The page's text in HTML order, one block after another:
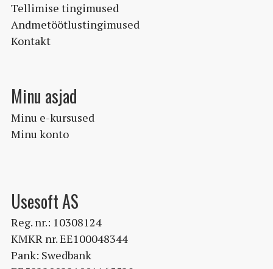
Tellimise tingimused
Andmetöötlustingimused
Kontakt
Minu asjad
Minu e-kursused
Minu konto
Usesoft AS
Reg. nr.: 10308124
KMKR nr. EE100048344
Pank: Swedbank